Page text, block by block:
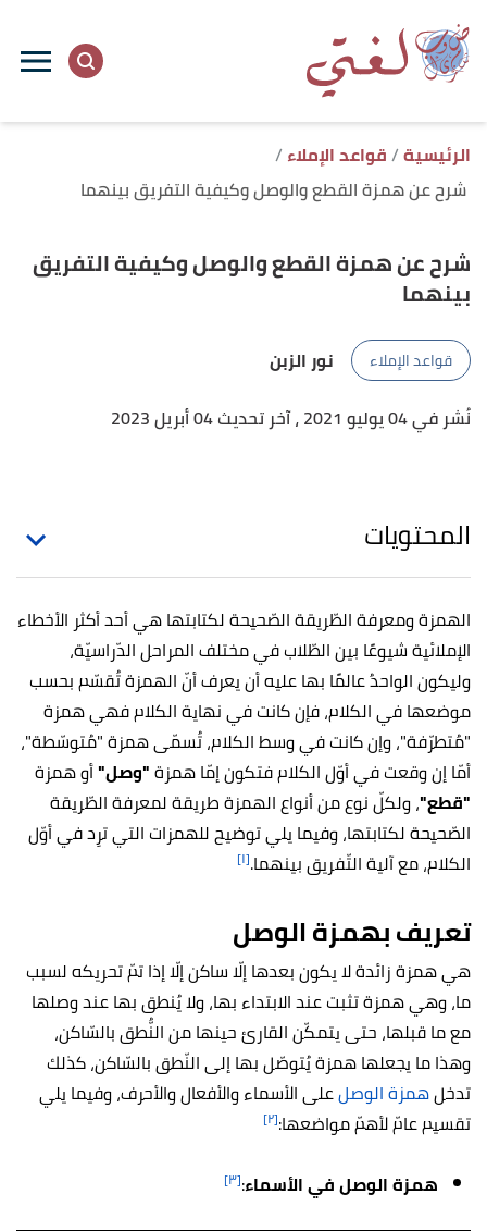
الرئيسية قواعد الإملاء
شرح عن همزة القطع والوصل وكيفية التفريق بينهما
شرح عن همزة القطع والوصل وكيفية التفريق
بينهما
قواعد الإملاء
نور الزبن
نُشر في 04 يوليو 2021
، آخر تحديث 04 أبريل 2023
المحتويات
الهمزة ومعرفة الطّريقة الصّحيحة لكتابتها هي أحد أكثر الأخطاء
الإملائية شيوعًا بين الطّلاب في مختلف المراحل الدّراسيّة،
وليكون الواحدُ عالمًا بها عليه أن يعرف أنّ الهمزة تُقسّم بحسب
موضعها في الكلام، فإن كانت في نهاية الكلام فهي همزة
"مُتطرّفة"، وإن كانت في وسط الكلام، تُسمّى همزة "مُتوسّطة"،
أمّا إن وقعت في أوّل الكلام فتكون إمّا همزة"وصل"أو همزة
"قطع"، ولكلّ نوع من أنواع الهمزة طريقة لمعرفة الطّريقة
الصّحيحة لكتابتها، وفيما يلي توضيح للهمزات التي ترِد في أوّل
الكلام، مع آلية التّفريق بينهما.[١]
تعريف بهمزة الوصل
هي همزة زائدة لا يكون بعدها إلّا ساكن إلّا إذا تمّ تحريكه لسبب
ما، وهي همزة تثبت عند الابتداء بها، ولا يُنطق بها عند وصلها
مع ما قبلها، حتى يتمكّن القارئ حينها من النُّطق بالسّاكن،
وهذا ما يجعلها همزة يُتوصّل بها إلى النّطق بالسّاكن، كذلك
تدخلهمزة الوصلعلى الأسماء والأفعال والأحرف، وفيما يلي
تقسيم عامّ لأهمّ مواضعها:[٢]
همزة الوصل في الأسماء:[٣]